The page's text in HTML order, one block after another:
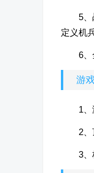
5
定义机
6、
游
1
2
3、